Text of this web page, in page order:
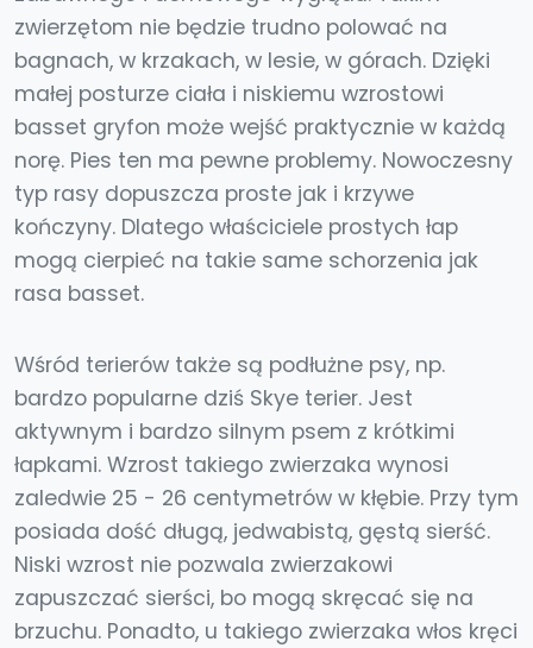
zwierzętom nie będzie trudno polować na
bagnach, w krzakach, w lesie, w górach. Dzięki
małej posturze ciała i niskiemu wzrostowi
basset gryfon może wejść praktycznie w każdą
norę. Pies ten ma pewne problemy. Nowoczesny
typ rasy dopuszcza proste jak i krzywe
kończyny. Dlatego właściciele prostych łap
mogą cierpieć na takie same schorzenia jak
rasa basset.
Wśród terierów także są podłużne psy, np.
bardzo popularne dziś Skye terier. Jest
aktywnym i bardzo silnym psem z krótkimi
łapkami. Wzrost takiego zwierzaka wynosi
zaledwie 25 - 26 centymetrów w kłębie. Przy tym
posiada dość długą, jedwabistą, gęstą sierść.
Niski wzrost nie pozwala zwierzakowi
zapuszczać sierści, bo mogą skręcać się na
brzuchu. Ponadto, u takiego zwierzaka włos kręci